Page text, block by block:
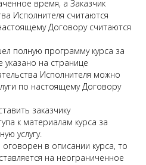
время, а Заказчик
Исполнителя считаются
Договору считаются
полную программу курса за
на странице
Исполнителя можно
по настоящему Договору
заказчику
к материалам курса за
услугу.
оговорен в описании курса, то
на неограниченное